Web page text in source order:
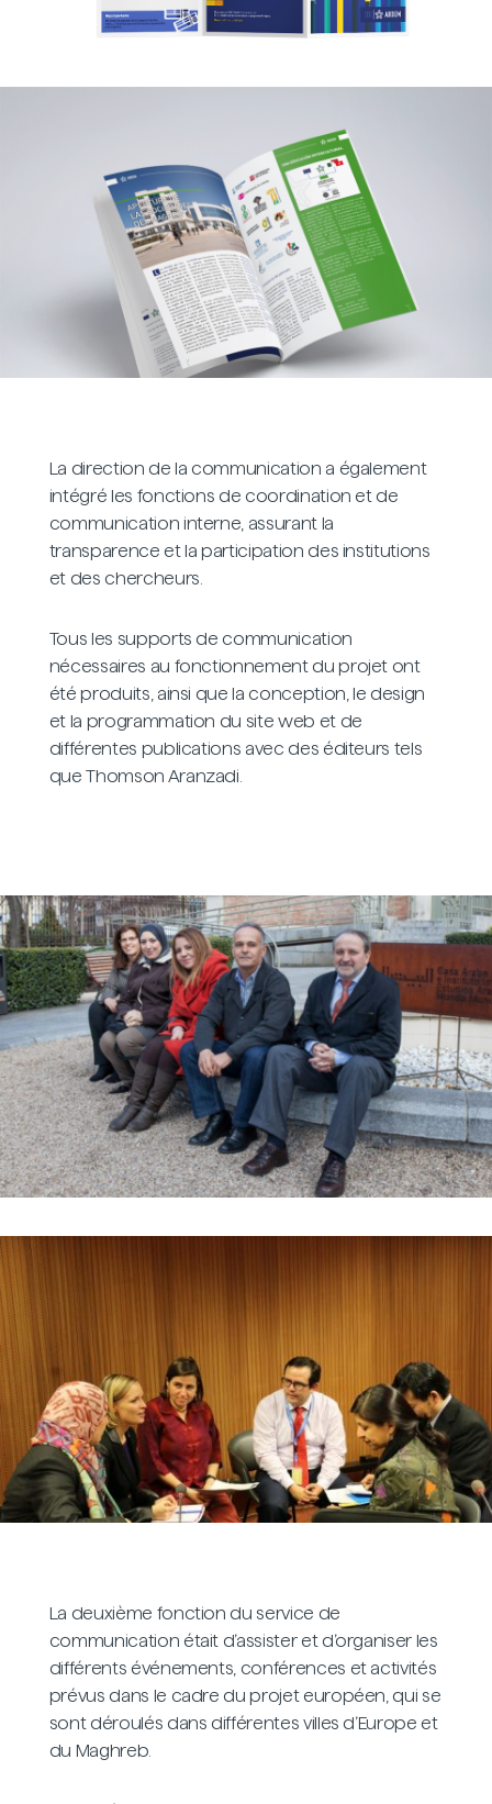
La direction de la communication a également
intégré les fonctions de coordination et de
communication interne, assurant la
transparence et la participation des institutions
et des chercheurs.
Tous les supports de communication
nécessaires au fonctionnement du projet ont
été produits, ainsi que la conception, le design
et la programmation du site web et de
différentes publications avec des éditeurs tels
que Thomson Aranzadi.
La deuxième fonction du service de
communication était d’assister et d’organiser les
différents événements, conférences et activités
prévus dans le cadre du projet européen, qui se
sont déroulés dans différentes villes d’Europe et
du Maghreb.